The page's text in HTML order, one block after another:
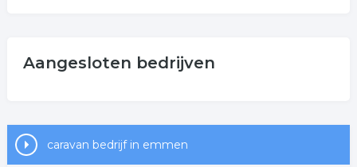
Aangesloten bedrijven
caravan bedrijf in emmen